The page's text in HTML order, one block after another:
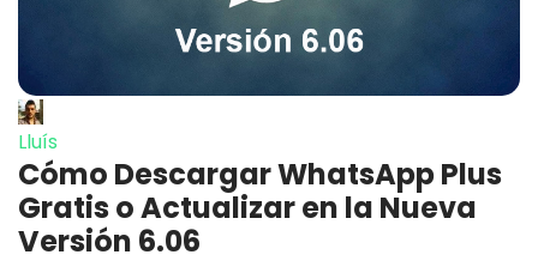
Lluís
Cómo Descargar WhatsApp Plus
Gratis o Actualizar en la Nueva
Versión 6.06